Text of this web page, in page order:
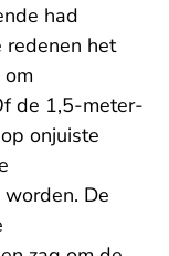
had
redenen het
de 1,5-meter-
onjuiste
De